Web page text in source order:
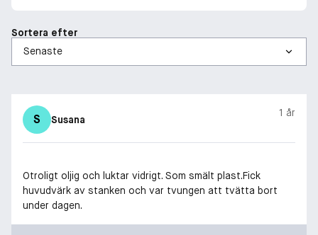
Sortera efter
S Susana
1 år
Otroligt oljig och luktar vidrigt. Som smält plast.Fick
huvudvärk av stanken och var tvungen att tvätta bort
under dagen.